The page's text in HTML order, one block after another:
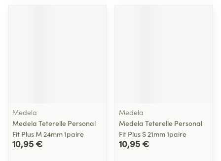
Medela
Medela Teterelle Personal
Fit Plus M 24mm 1paire
10,95 €
Medela
Medela Teterelle Personal
Fit Plus S 21mm 1paire
10,95 €